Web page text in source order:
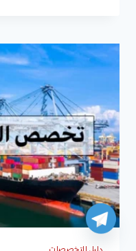
الدراسة،
مواد
التخصص،
مجالات
العمل،
وأفضل
الجامعات